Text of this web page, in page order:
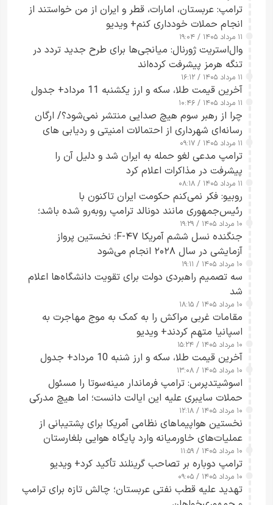
ترامپ: عربستان، امارات، قطر و ایران از من خواستند از
انجام حملات خودداری کنم+ ویدیو
۱۱ مرداد ۱۴۰۵ / ۱۹:۰۴
وال‌استریت ژورنال: میانجی‌ها برای طرح جدید تردد در
تنگه هرمز پیشرفت کرده‌اند
۱۱ مرداد ۱۴۰۵ / ۱۶:۱۲
آخرین قیمت طلا، سکه و ارز یکشنبه 11 مرداد+ جدول
۱۱ مرداد ۱۴۰۵ / ۱۰:۴۶
چرا از رهبر سوم هیچ صدایی منتشر نمی‌شود؟/ ارگان
رسانه‌ای شهرداری از احتمالات امنیتی و ردیابی های
جاسوسی گفت
۱۱ مرداد ۱۴۰۵ / ۰۹:۱۷
ترامپ مدعی لغو حمله به ایران شد و دلیل آن را
پیشرفت در مذاکرات اعلام کرد
۱۱ مرداد ۱۴۰۵ / ۰۸:۱۸
روبیو: فکر نمی‌کنم حکومت ایران تاکنون با
رئیس‌جمهوری مانند دونالد ترامپ روبه‌رو شده باشد؛
کسی که واقعاً دست به اقدام می‌زند
۱۰ مرداد ۱۴۰۵ / ۱۹:۲۹
جنگنده نسل ششم آمریکا F-۴۷؛ نخستین پرواز
آزمایشی در سال ۲۰۲۸ انجام می‌شود
۱۰ مرداد ۱۴۰۵ / ۱۹:۱۱
سه تصمیم راهبردی دولت برای تقویت دانشگاه‌ها اعلام
شد
۱۰ مرداد ۱۴۰۵ / ۱۸:۱۵
مقامات غربی مراکش را به کمک به موج مهاجرت به
اسپانیا متهم کردند+ ویدیو
۱۰ مرداد ۱۴۰۵ / ۱۵:۲۴
آخرین قیمت طلا، سکه و ارز شنبه 10 مرداد+ جدول
۱۰ مرداد ۱۴۰۵ / ۱۳:۰۸
اسوشیتدپرس: ترامپ فرماندار مینه‌سوتا را مسئول
حملات سایبری علیه این ایالت دانست؛ اما هیچ مدرکی
ارائه نکرد
۱۰ مرداد ۱۴۰۵ / ۱۲:۱۸
نخستین هواپیماهای نظامی آمریکا برای پشتیبانی از
عملیات‌های خاورمیانه وارد پایگاه هوایی بلغارستان
شدند
۱۰ مرداد ۱۴۰۵ / ۱۱:۵۹
ترامپ دوباره بر تصاحب گرینلند تأکید کرد+ ویدیو
۱۰ مرداد ۱۴۰۵ / ۰۹:۰۵
تهدید علیه قطب نفتی عربستان؛ چالش تازه برای ترامپ